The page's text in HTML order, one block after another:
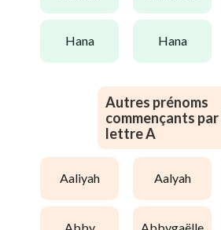
hana hana
Autres prénoms
commençants par
lettre A
aaliyah aalyah